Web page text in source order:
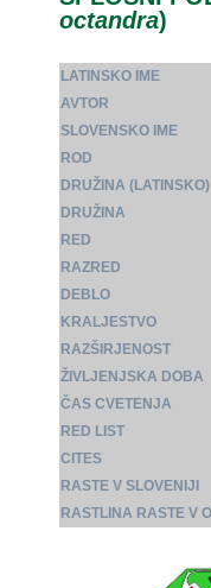
octandra)
LATINSKO IME
AVTOR
SLOVENSKO IME
ROD
DRUŽINA (LATINSKO)
DRUŽINA
RED
RAZRED
DEBLO
KRALJESTVO
RAZŠIRJENOST
ŽIVLJENJSKA DOBA
ČAS CVETENJA
RED LIST
CITES
RASTE V SLOVENIJI
RASTLINA RASTE V